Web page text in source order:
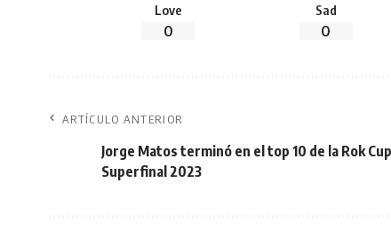
Love
0
Sad
0
ARTÍCULO ANTERIOR
Jorge Matos terminó en el top 10 de la Rok Cup
Superfinal 2023